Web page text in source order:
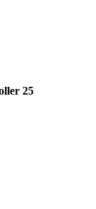
25